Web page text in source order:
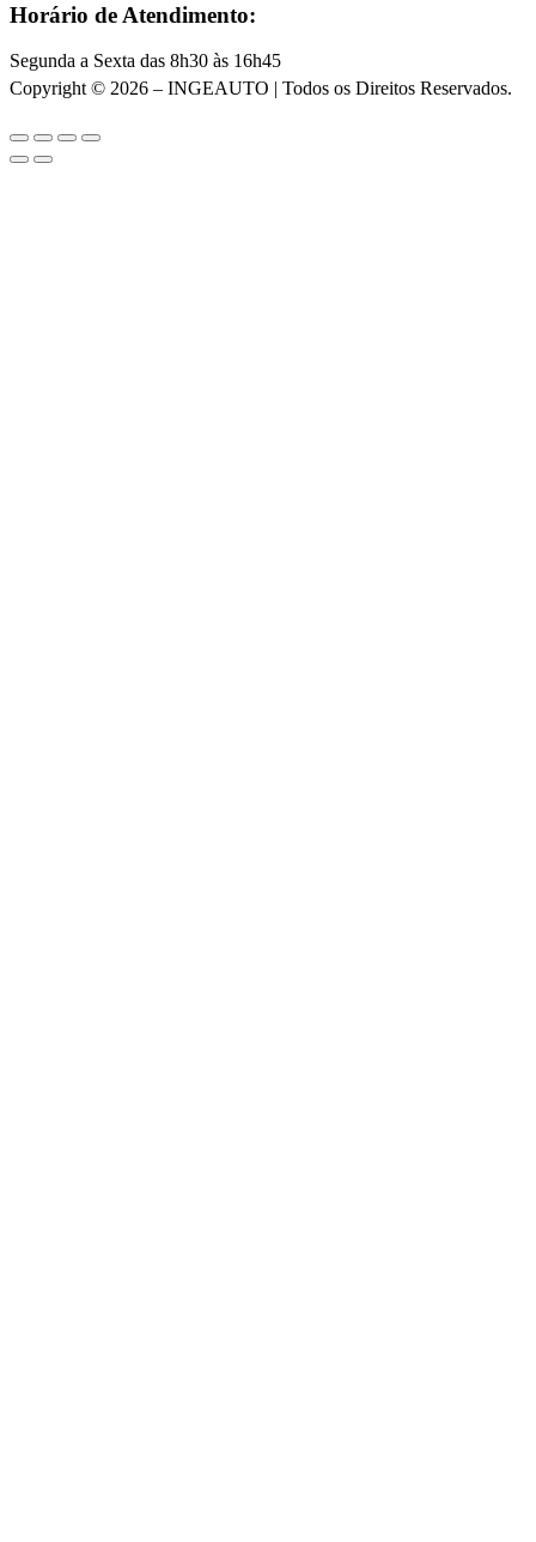
Horário de Atendimento:
Segunda a Sexta das 8h30 às 16h45
Copyright © 2026 – INGEAUTO | Todos os Direitos Reservados.